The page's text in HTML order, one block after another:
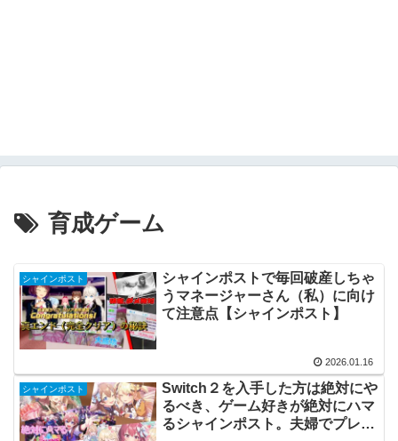
育成ゲーム
シャインポスト
シャインポストで毎回破産しちゃ
うマネージャーさん（私）に向け
て注意点【シャインポスト】
2026.01.16
シャインポスト
Switch２を入手した方は絶対にや
るべき、ゲーム好きが絶対にハマ
るシャインポスト。夫婦でプレイ